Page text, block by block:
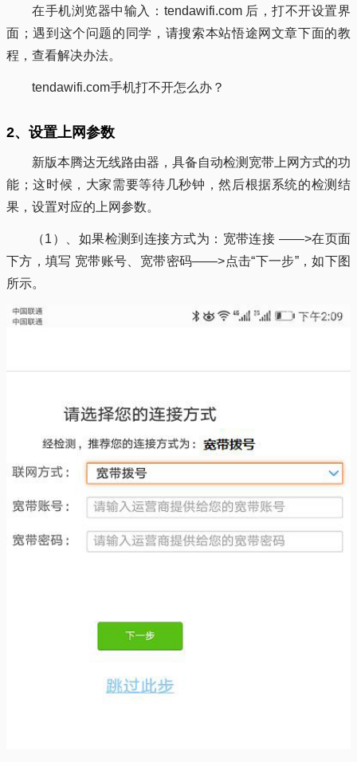
在手机浏览器中输入：tendawifi.com 后，打不开设置界
面；遇到这个问题的同学，请搜索本站悟途网文章下面的教
程，查看解决办法。
tendawifi.com手机打不开怎么办？
2、设置上网参数
新版本腾达无线路由器，具备自动检测宽带上网方式的功
能；这时候，大家需要等待几秒钟，然后根据系统的检测结
果，设置对应的上网参数。
（1）、如果检测到连接方式为：宽带连接 ——>在页面
下方，填写 宽带账号、宽带密码——>点击“下一步”，如下图
所示。